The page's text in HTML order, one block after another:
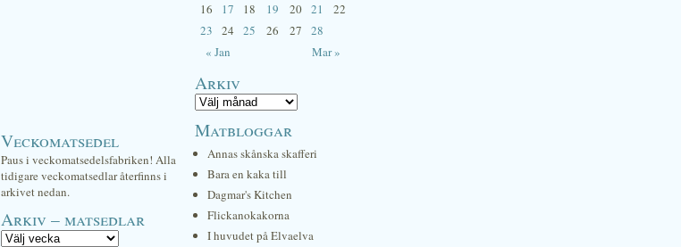
Veckomatsedel
Paus i veckomatsedelsfabriken! Alla
tidigare veckomatsedlar återfinns i
arkivet nedan.
Arkiv – matsedlar
« Jan Mar »
16
17 18 19 20 21
22
23
24 25 26 27 28
Arkiv
Matbloggar
Annas skånska skafferi
Bara en kaka till
Dagmar's Kitchen
Flickanokakorna
I huvudet på Elvaelva